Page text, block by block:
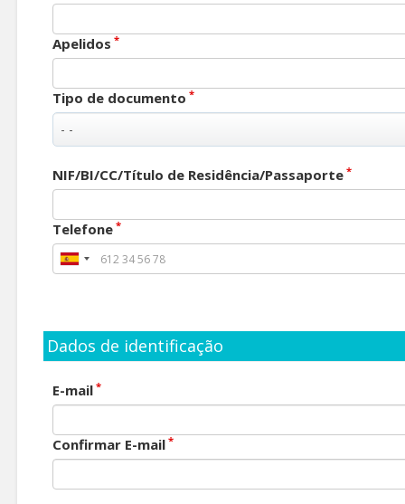
Apelidos *
Tipo de documento *
NIF/BI/CC/Título de Residência/Passaporte *
Telefone *
Dados de identificação
E-mail *
Confirmar E-mail *